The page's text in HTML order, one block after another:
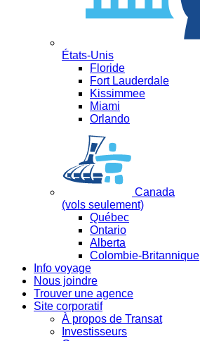
États-Unis
Floride
Fort Lauderdale
Kissimmee
Miami
Orlando
Canada
(vols seulement)
Québec
Ontario
Alberta
Colombie-Britannique
Info voyage
Nous joindre
Trouver une agence
Site corporatif
À propos de Transat
Investisseurs